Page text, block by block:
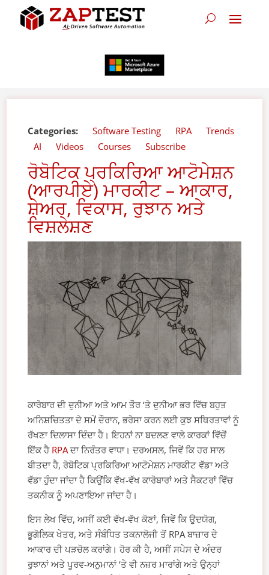
Categories: Software Testing RPA
Trends
AI
Videos Courses Subscribe
ਰੋਬੋਟਿਕ ਪ੍ਰਕਿਰਿਆ ਆਟੋਮੇਸ਼ਨ
(ਆਰਪੀਏ) ਮਾਰਕੀਟ – ਆਕਾਰ,
ਸ਼ੇਅਰ, ਵਿਕਾਸ, ਰੁਝਾਨ ਅਤੇ
ਵਿਸ਼ਲੇਸ਼ਣ
ਕਾਰੋਬਾਰ ਦੀ ਦੁਨੀਆ ਅਤੇ ਆਮ ਤੌਰ ‘ਤੇ ਦੁਨੀਆ ਭਰ ਵਿੱਚ ਬਹੁਤ
ਅਨਿਸ਼ਚਿਤਤਾ ਦੇ ਸਮੇਂ ਦੌਰਾਨ, ਭਰੋਸਾ ਕਰਨ ਲਈ ਕੁਝ ਸਥਿਰਤਾਵਾਂ ਨੂੰ
ਰੱਖਣਾ ਦਿਲਾਸਾ ਦਿੰਦਾ ਹੈ। ਇਹਨਾਂ ਨਾ ਬਦਲਣ ਵਾਲੇ ਕਾਰਕਾਂ ਵਿੱਚੋਂ
ਇੱਕ ਹੈ RPAਦਾ ਨਿਰੰਤਰ ਵਾਧਾ। ਦਰਅਸਲ, ਜਿਵੇਂ ਕਿ ਹਰ ਸਾਲ
ਬੀਤਦਾ ਹੈ, ਰੋਬੋਟਿਕ ਪ੍ਰਕਿਰਿਆ ਆਟੋਮੇਸ਼ਨ ਮਾਰਕੀਟ ਵੱਡਾ ਅਤੇ
ਵੱਡਾ ਹੁੰਦਾ ਜਾਂਦਾ ਹੈ ਕਿਉਂਕਿ ਵੱਖ-ਵੱਖ ਕਾਰੋਬਾਰਾਂ ਅਤੇ ਸੈਕਟਰਾਂ ਵਿੱਚ
ਤਕਨੀਕ ਨੂੰ ਅਪਣਾਇਆ ਜਾਂਦਾ ਹੈ।
ਇਸ ਲੇਖ ਵਿੱਚ, ਅਸੀਂ ਕਈ ਵੱਖ-ਵੱਖ ਕੋਣਾਂ, ਜਿਵੇਂ ਕਿ ਉਦਯੋਗ,
ਭੂਗੋਲਿਕ ਖੇਤਰ, ਅਤੇ ਸੰਬੰਧਿਤ ਤਕਨਾਲੋਜੀ ਤੋਂ RPA ਬਾਜ਼ਾਰ ਦੇ
ਆਕਾਰ ਦੀ ਪੜਚੋਲ ਕਰਾਂਗੇ। ਹੋਰ ਕੀ ਹੈ, ਅਸੀਂ ਸਪੇਸ ਦੇ ਅੰਦਰ
ਰੁਝਾਨਾਂ ਅਤੇ ਪੂਰਵ-ਅਨੁਮਾਨਾਂ ‘ਤੇ ਵੀ ਨਜ਼ਰ ਮਾਰਾਂਗੇ ਅਤੇ ਉਨ੍ਹਾਂ